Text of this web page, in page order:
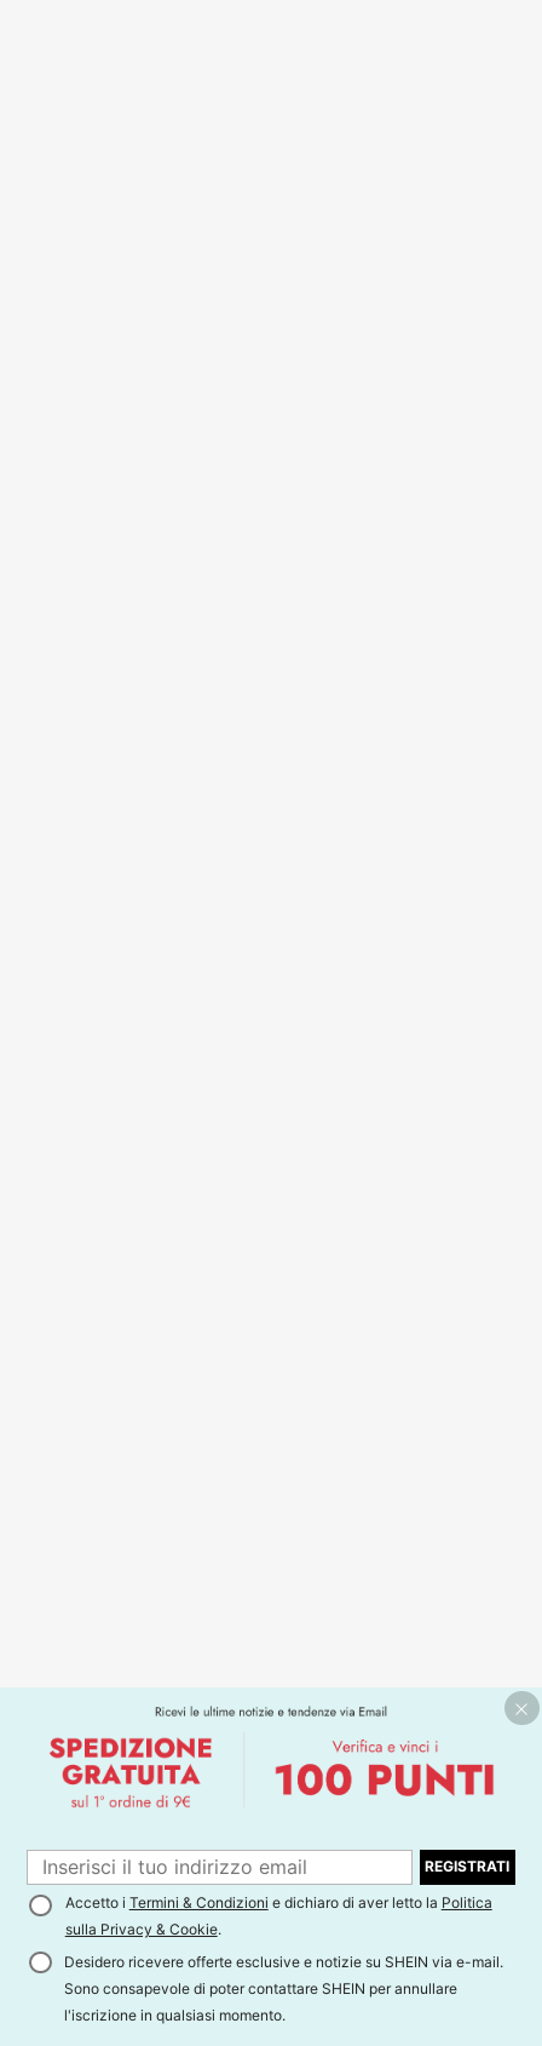
REGISTRATI
Accetto i Termini & Condizioni e dichiaro di aver letto la Politica
sulla Privacy & Cookie.
Desidero ricevere offerte esclusive e notizie su SHEIN via e-mail.
Sono consapevole di poter contattare SHEIN per annullare
l'iscrizione in qualsiasi momento.